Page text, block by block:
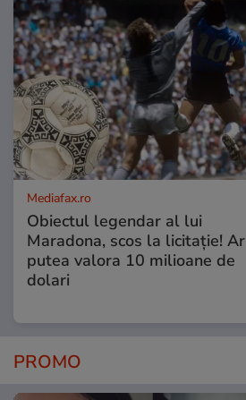
Mediafax.ro
Obiectul legendar al lui
Maradona, scos la licitație! Ar
putea valora 10 milioane de
dolari
PROMO